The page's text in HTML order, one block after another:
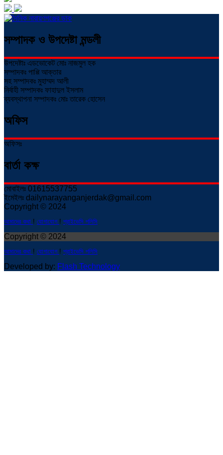
সম্পাদক ও উপদেষ্টা মন্ডলী
উপদেষ্টাঃ এডভোকেট মোঃ নাজমুল হক
সম্পাদকঃ পাপ্পি আক্তার
সহ সম্পাদকঃ মুহাম্মদ আলী
নির্বাহী সম্পাদকঃ ফাহাদুল ইসলাম
ব্যবস্থাপনা সম্পাদকঃ মোঃ তারেক হোসেন
অফিস
অফিসঃ
বার্তা কক্ষ
মোবাইলঃ 01615537755
ইমেইলঃ dailynarayanganjerdak@gmail.com
Copyright © 2024
আমাদের কথা ! যোগাযোগ ! প্রাইভেসি পলিসি
Copyright © 2024
আমাদের কথা ! যোগাযোগ ! প্রাইভেসি পলিসি
Developed by: Flash Technology